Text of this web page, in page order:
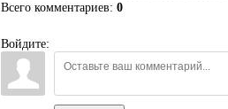
Всего комментариев: 0
Войдите: